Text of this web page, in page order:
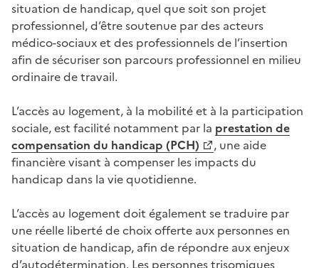
situation de handicap, quel que soit son projet
professionnel, d’être soutenue par des acteurs
médico-sociaux et des professionnels de l’insertion
afin de sécuriser son parcours professionnel en milieu
ordinaire de travail.
L’accès au logement, à la mobilité et à la participation
sociale, est facilité notamment par la prestation de
compensation du handicap (PCH)
, une aide
financière visant à compenser les impacts du
handicap dans la vie quotidienne.
L’accès au logement doit également se traduire par
une réelle liberté de choix offerte aux personnes en
situation de handicap, afin de répondre aux enjeux
d’autodétermination. Les personnestrisomiques